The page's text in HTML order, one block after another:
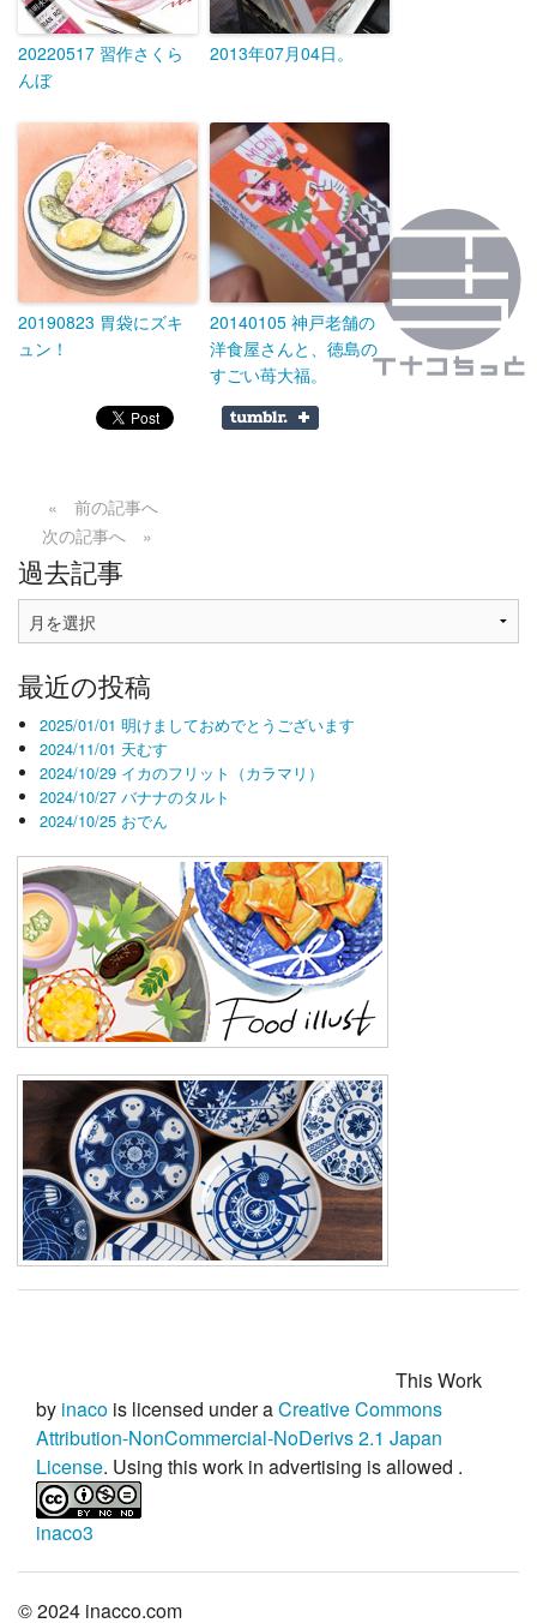
20220517 習作さくら
んぼ
2013年07月04日。
20190823 胃袋にズキ
ュン！
20140105 神戸老舗の
洋食屋さんと、徳島の
すごい苺大福。
« 前の記事へ
次の記事へ »
過去記事
過
去
事
最近の投稿
2025/01/01 明けましておめでとうございます
2024/11/01 天むす
2024/10/29 イカのフリット（カラマリ）
2024/10/27 バナナのタルト
2024/10/25 おでん
This Work
by inaco is licensed under aCreative Commons
Attribution-NonCommercial-NoDerivs 2.1 Japan
License. Using this work in advertising isallowed .
inaco3
© 2024 inacco.com